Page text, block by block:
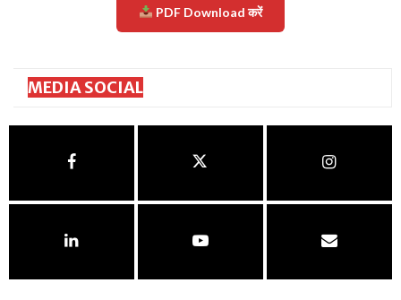
PDF Download करें
MEDIA SOCIAL